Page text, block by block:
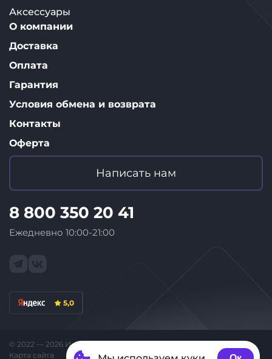
Написать нам
8 800 350 20 41
Ежедневно 10:00-21:00
5,0
Аксессуары
О компании
Доставка
Оплата
Гарантия
Условия обмена и возврата
Контакты
Оферта
© 2022 — 2026 Интернет-магазин «ID Store»
Карта сайта